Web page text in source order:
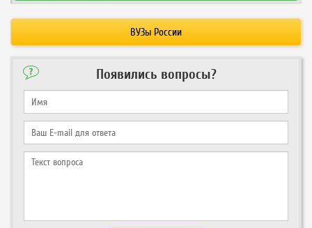
ВУЗы России
Появились вопросы?